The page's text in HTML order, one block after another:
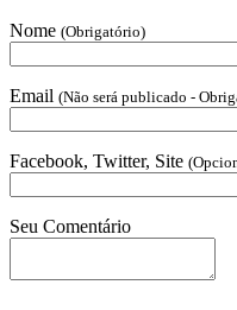
Nome (Obrigatório)
Email (Não será publicado -
Facebook, Twitter, Site
Seu Comentário